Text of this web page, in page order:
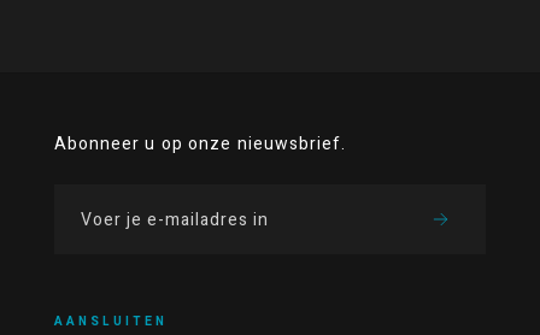
Abonneer u op onze nieuwsbrief.
AANSLUITEN